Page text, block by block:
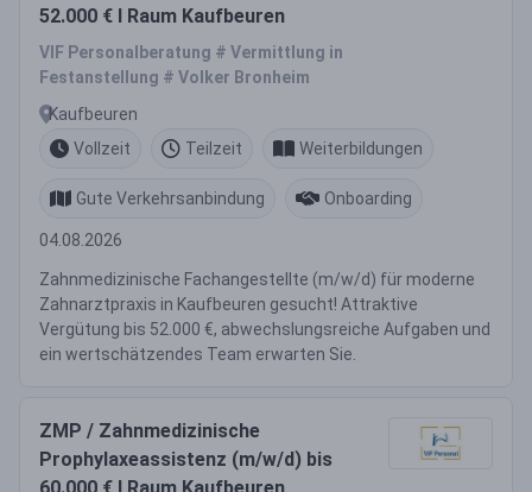
52.000 € I Raum Kaufbeuren
VIF Personalberatung # Vermittlung in
Festanstellung # Volker Bronheim
Kaufbeuren
Vollzeit
Teilzeit Weiterbildungen
Gute Verkehrsanbindung Onboarding
04.08.2026
Zahnmedizinische Fachangestellte (m/w/d) für moderne
Zahnarztpraxis in Kaufbeuren gesucht! Attraktive
Vergütung bis 52.000 €, abwechslungsreiche Aufgaben und
ein wertschätzendes Team erwarten Sie.
ZMP / Zahnmedizinische
Prophylaxeassistenz (m/w/d) bis